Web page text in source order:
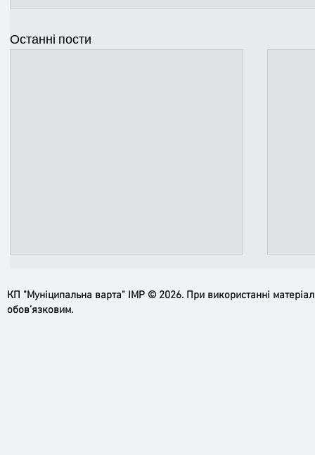
Останні пости
КП "Муніципальна варта" ІМР © 2026. При використанні
обов’язковим.